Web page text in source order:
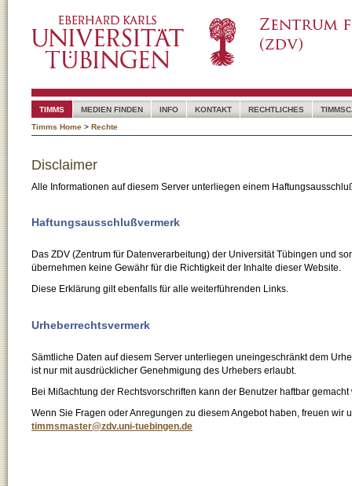
TIMMS MEDIEN FINDEN INFO KONTAKT RECHTLICHES
Timms Home > Rechte
Disclaimer
Alle Informationen auf diesem Server unterliegen einem
Haftungsausschlußvermerk
Das ZDV (Zentrum für Datenverarbeitung) der Universität Tübingen und
übernehmen keine Gewähr für die Richtigkeit der Inhalte dieser Website.
Diese Erklärung gilt ebenfalls für alle weiterführenden Links.
Urheberrechtsvermerk
Sämtliche Daten auf diesem Server unterliegen uneingeschränkt dem
ist nur mit ausdrücklicher Genehmigung des Urhebers erlaubt.
Bei Mißachtung der Rechtsvorschriften kann der Benutzer haftbar gemacht
Wenn Sie Fragen oder Anregungen zu diesem Angebot haben, freuen wir
timmsmaster@zdv.uni-tuebingen.de